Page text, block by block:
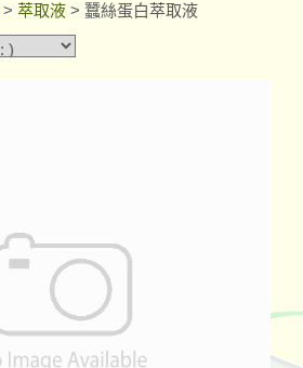
> 萃取液 > 蠶絲蛋白萃取液